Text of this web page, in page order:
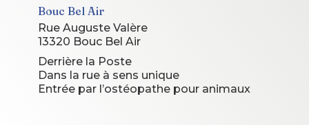
Bouc Bel Air
Rue Auguste Valère
13320 Bouc Bel Air
Derrière la Poste
Dans la rue à sens unique
Entrée par l’ostéopathe pour animaux